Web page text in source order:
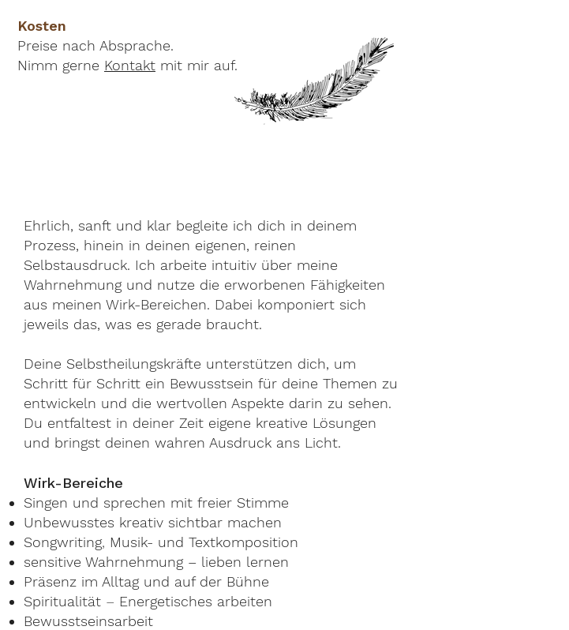
Kosten
Preise nach Absprache.
Nimm gerne Kontakt mit mir auf.
Ehrlich, sanft und klar begleite ich dich in deinem
Prozess, hinein in deinen eigenen, reinen
Selbstausdruck. Ich arbeite intuitiv über meine
Wahrnehmung und nutze die erworbenen Fähigkeiten
aus meinen Wirk-Bereichen. Dabei komponiert sich
jeweils das, was es gerade braucht.
Deine Selbstheilungskräfte unterstützen dich, um
Schritt für Schritt ein Bewusstsein für deine Themen zu
entwickeln und die wertvollen Aspekte darin zu sehen.
Du entfaltest in deiner Zeit eigene kreative Lösungen
und bringst deinen wahren Ausdruck ans Licht.
Wirk-Bereiche
Singen und sprechen mit freier Stimme
Unbewusstes kreativ sichtbar machen
Songwriting, Musik- und Textkomposition
sensitive Wahrnehmung – lieben lernen
Präsenz im Alltag und auf der Bühne
Spiritualität – Energetisches arbeiten
Bewusstseinsarbeit